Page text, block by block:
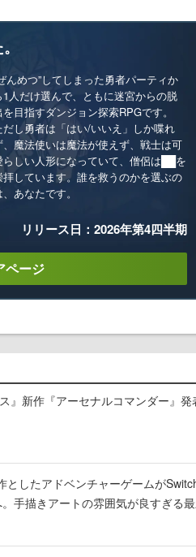
んめつ”してしまった勇者パーティか
1人だけ選んで、ともに迷宮からの脱
を目指すダンジョン探索RPGです。
だし勇者は「はい/いいえ」しか喋れ
、魔法使いは魔法が使えず、戦士は可
らしい人形になっていて、僧侶は██を
拝しています。誰を救うのかを選ぶの
、あなたです。
リリース日：2026年第4四半期
ページ
』新作『アーセナルコマンダー』発
したアドベンチャーゲームが
手描きアートの雰囲気が良すぎる